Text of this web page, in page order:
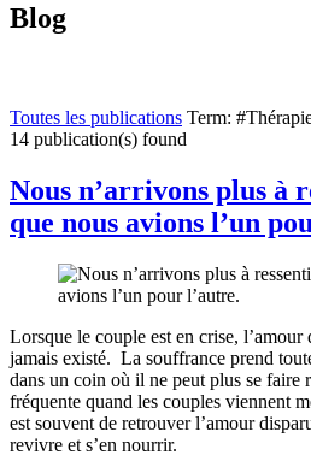
Blog
Toutes les publications Term:
14 publication(s) found
Nous n’arrivons plus à
que nous avions l’un
Lorsque le couple est en crise, l’amour
jamais existé. La souffrance prend
dans un coin où il ne peut plus se faire
fréquente quand les couples viennent
est souvent de retrouver l’amour
revivre et s’en nourrir.